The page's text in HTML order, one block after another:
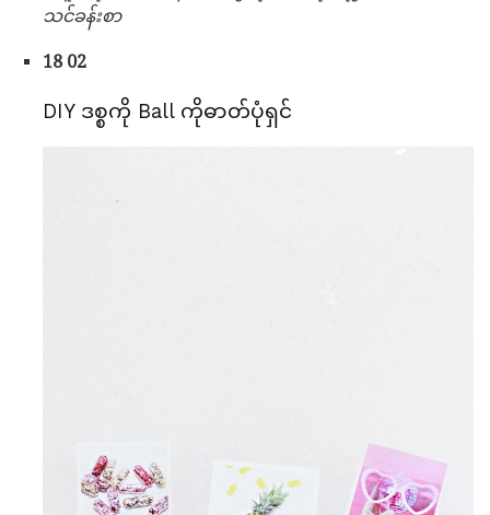
သင်ခန်းစာ
18 02
DIY ဒစ္စကို Ball ကိုဓာတ်ပုံရှင်